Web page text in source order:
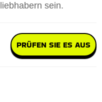
sein.
PRÜFEN SIE ES AUS